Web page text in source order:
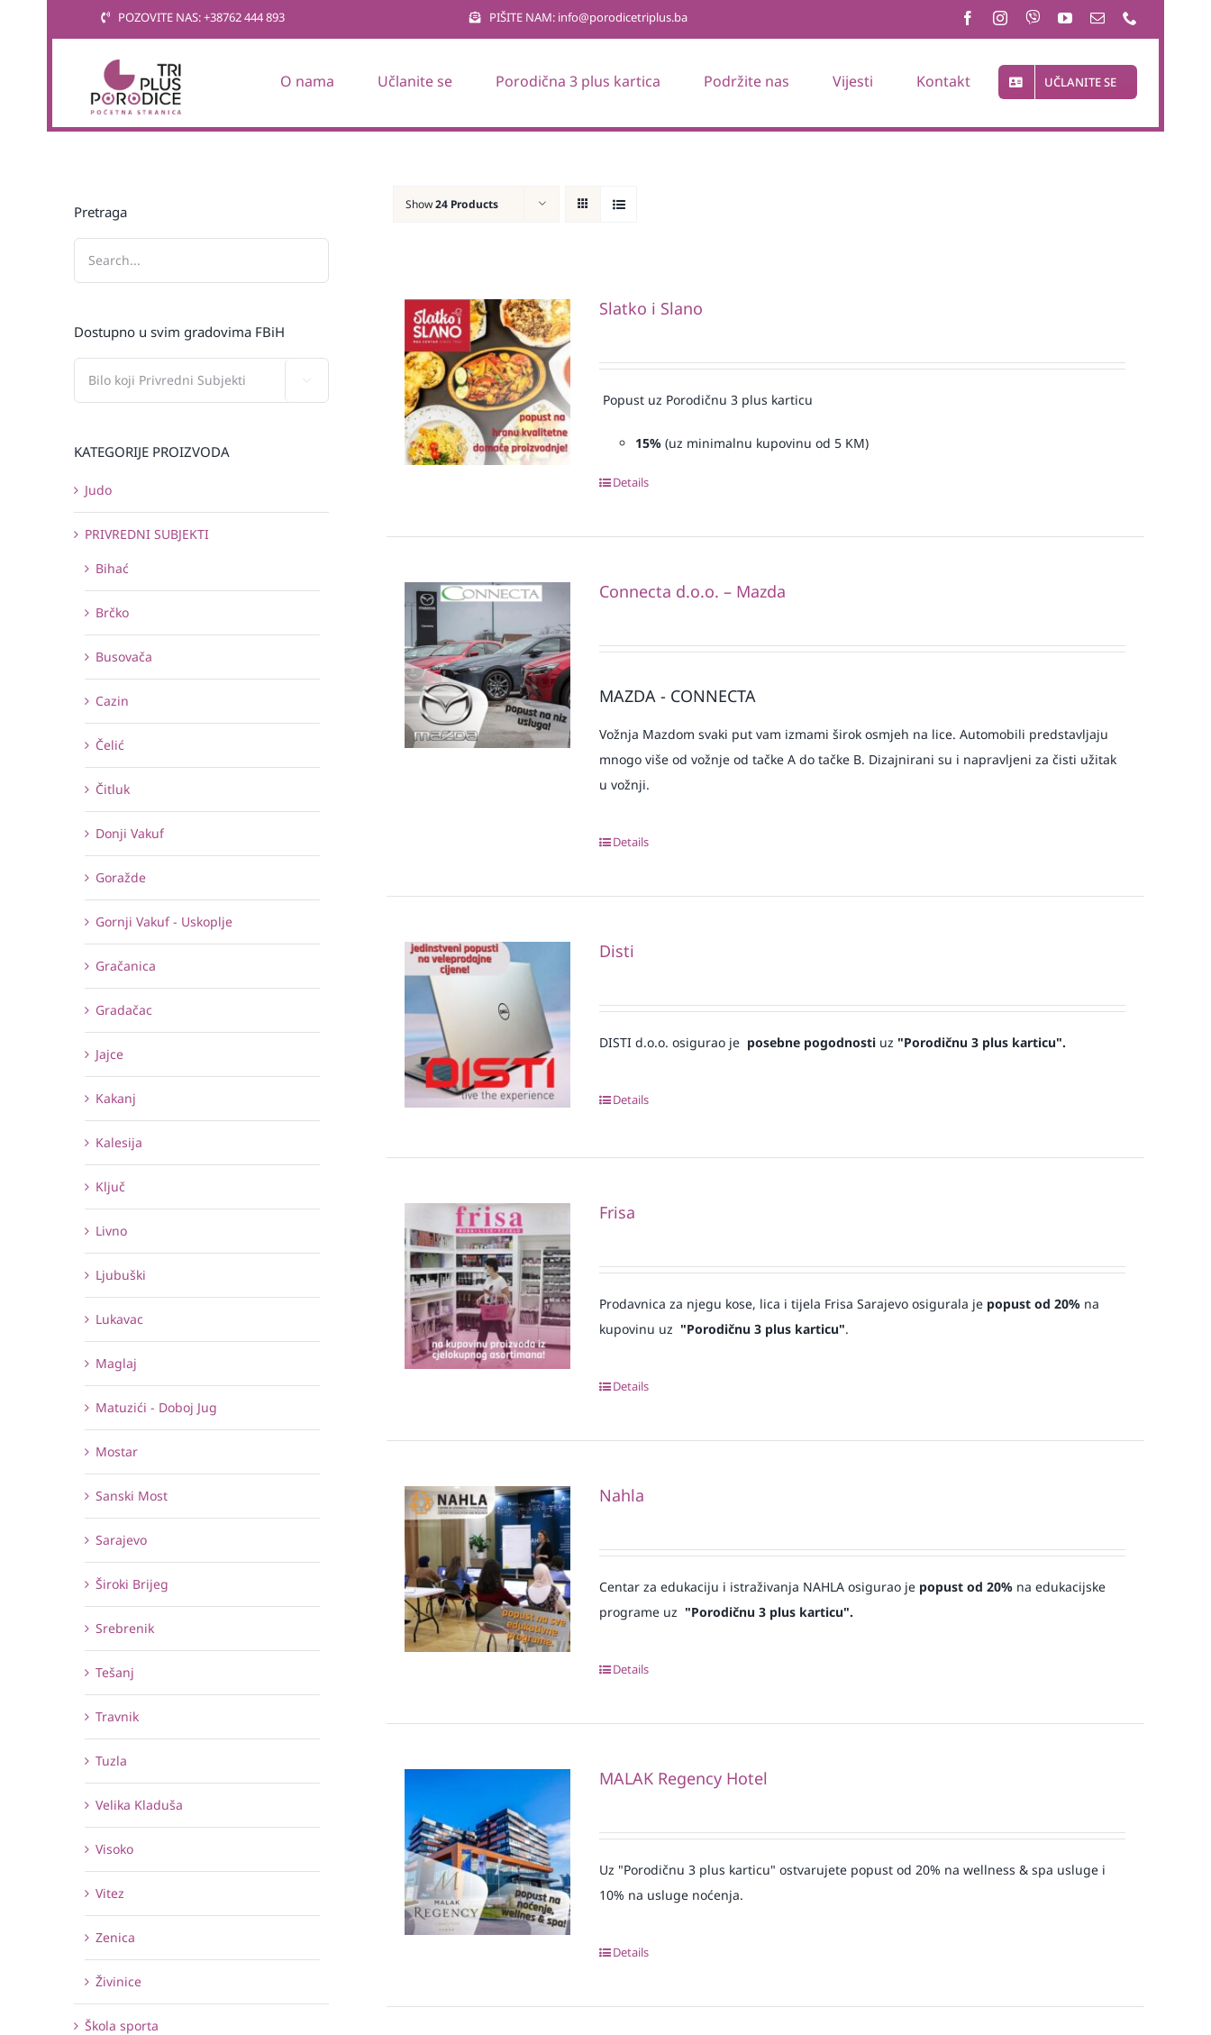
POZOVITE NAS: +38762 444 893 PIŠITE NAM: info@porodicetriplus.ba
O nama Učlanite se Porodična 3 plus kartica Podržite nas Vijesti Kontakt UČLANITE SE
Show24 Products
Slatko i Slano
Popust uz Porodičnu 3 plus karticu
15% (uz minimalnu kupovinu od 5 KM)
Details
Connecta d.o.o. – Mazda
MAZDA - CONNECTA
Vožnja Mazdom svaki put vam izmami širok osmjeh na lice. Automobili predstavljaju
mnogo više od vožnje od tačke A do tačke B. Dizajnirani su i napravljeni za čisti užitak
u vožnji.
Details
Disti
DISTI d.o.o. osigurao je posebne pogodnostiuz "Porodičnu 3 plus karticu".
Details
Frisa
Prodavnica za njegu kose, lica i tijela Frisa Sarajevo osigurala je popust od 20%na
kupovinu uz "Porodičnu 3 plus karticu".
Details
Nahla
Centar za edukaciju i istraživanja NAHLA osigurao je popust od 20% na edukacijske
programe uz "Porodičnu 3 plus karticu".
Details
MALAK Regency Hotel
Uz "Porodičnu 3 plus karticu" ostvarujete popust od 20% na wellness & spa usluge i
10% na usluge noćenja.
Details
Pretraga
Dostupno u svim gradovima FBiH
KATEGORIJE PROIZVODA
Judo
PRIVREDNI SUBJEKTI
Bihać
Brčko
Busovača
Cazin
Čelić
Čitluk
Donji Vakuf
Goražde
Gornji Vakuf - Uskoplje
Gračanica
Gradačac
Jajce
Kakanj
Kalesija
Ključ
Livno
Ljubuški
Lukavac
Maglaj
Matuzići - Doboj Jug
Mostar
Sanski Most
Sarajevo
Široki Brijeg
Srebrenik
Tešanj
Travnik
Tuzla
Velika Kladuša
Visoko
Vitez
Zenica
Živinice
Škola sporta